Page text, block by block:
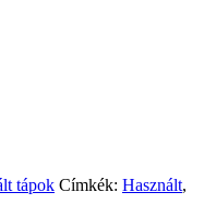
tápok Címkék: Használt,